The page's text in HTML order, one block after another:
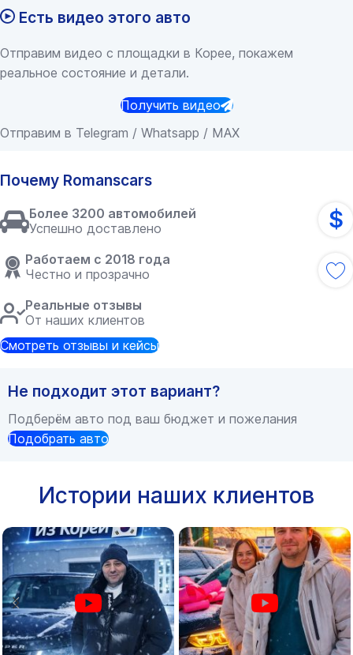
Есть видео этого авто
Отправим видео с площадки в Корее, покажем
реальное состояние и детали.
Получить видео
Отправим в Telegram / Whatsapp / MAX
Почему Romanscars
Более 3200 автомобилей
Успешно доставлено
Работаем с 2018 года
Честно и прозрачно
Реальные отзывы
От наших клиентов
Смотреть отзывы и кейсы
Не подходит этот вариант?
Подберём авто под ваш бюджет и пожелания
Подобрать авто
Истории наших клиентов
$